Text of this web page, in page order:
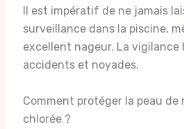
Il est impératif de ne jamais
surveillance dans la piscine,
excellent nageur. La vigilance
accidents et noyades.
Comment protéger la peau de
chlorée ?